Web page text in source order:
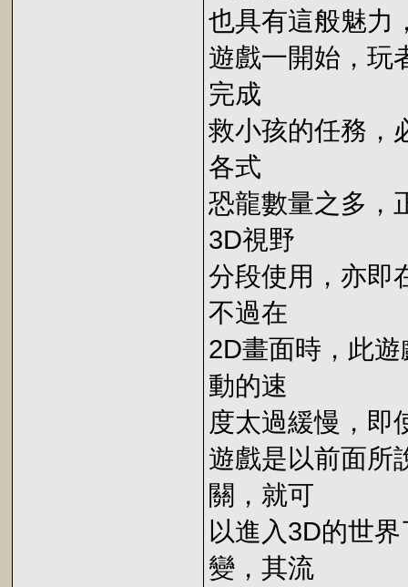
也具有這般魅力
遊戲一開始，玩
完成
救小孩的任務，
各式
恐龍數量之多，
3D視野
分段使用，亦即
不過在
2D畫面時，此
動的速
度太過緩慢，即
遊戲是以前面所
關，就可
以進入3D的世
變，其流